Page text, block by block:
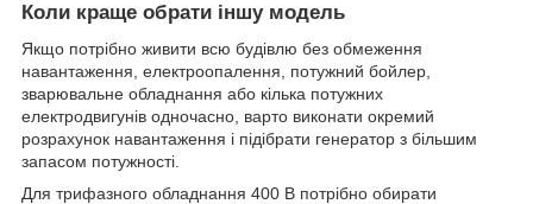
Коли краще обрати іншу модель
Якщо потрібно живити всю будівлю без обмеження
навантаження, електроопалення, потужний бойлер,
зварювальне обладнання або кілька потужних
електродвигунів одночасно, варто виконати окремий
розрахунок навантаження і підібрати генератор з більшим
запасом потужності.
Для трифазного обладнання 400 В потрібно обирати